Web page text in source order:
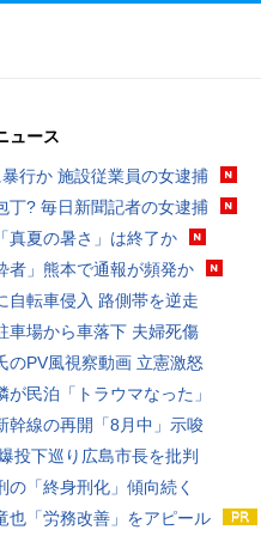
ュース
行か 施設従業員の女逮捕
丁? 毎日新聞記者の女逮捕
真夏の暑さ」は終了か
者」熊本で通報が頻発か
自転車侵入 路側帯を逆走
車場から車落下 夫婦死傷
のPV風視察動画 立憲激怒
が民泊「トラウマなった」
幹線の再開「8月中」示唆
投下巡り広島市長を批判
の「終身刑化」傾向続く
也「労務改善」をアピール